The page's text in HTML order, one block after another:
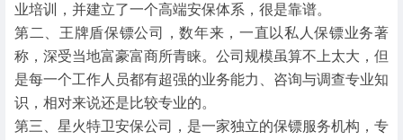
业培训，并建立了一个高端安保体系，很是靠谱。
第二、王牌盾保镖公司，数年来，一直以私人保镖业务著
称，深受当地富豪富商所青睐。公司规模虽算不上太大，但
是每一个工作人员都有超强的业务能力、咨询与调查专业知
识，相对来说还是比较专业的。
第三、星火特卫安保公司，是一家独立的保镖服务机构，专